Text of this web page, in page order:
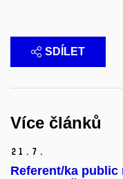
SDÍLET
Více článků
21. 7.
Referent/ka